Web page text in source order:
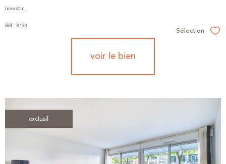
Investir...
Réf : 8133 Sélection
voir le bien
exclusif